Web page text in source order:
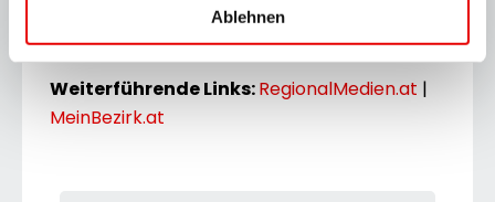
Ablehnen
© RegionalMedien Burgenland | Der Abdruck
ist für Pressezwecke honorarfrei.
Weiterführende Links:RegionalMedien.at |
MeinBezirk.at